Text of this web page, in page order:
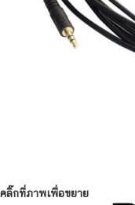
คลิ๊กที่ภาพเพื่อขยาย